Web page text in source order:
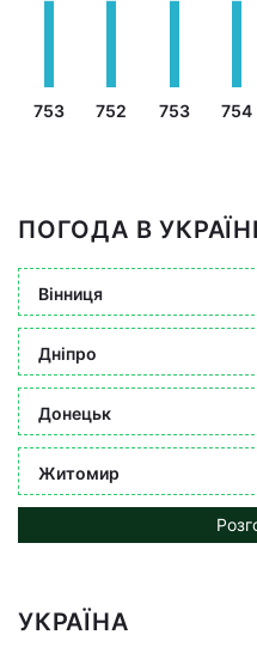
753 752 753 754
ПОГОДА В УКРАЇНІ
Вінниця
Дніпро
Донецьк
Житомир
УКРАЇНА